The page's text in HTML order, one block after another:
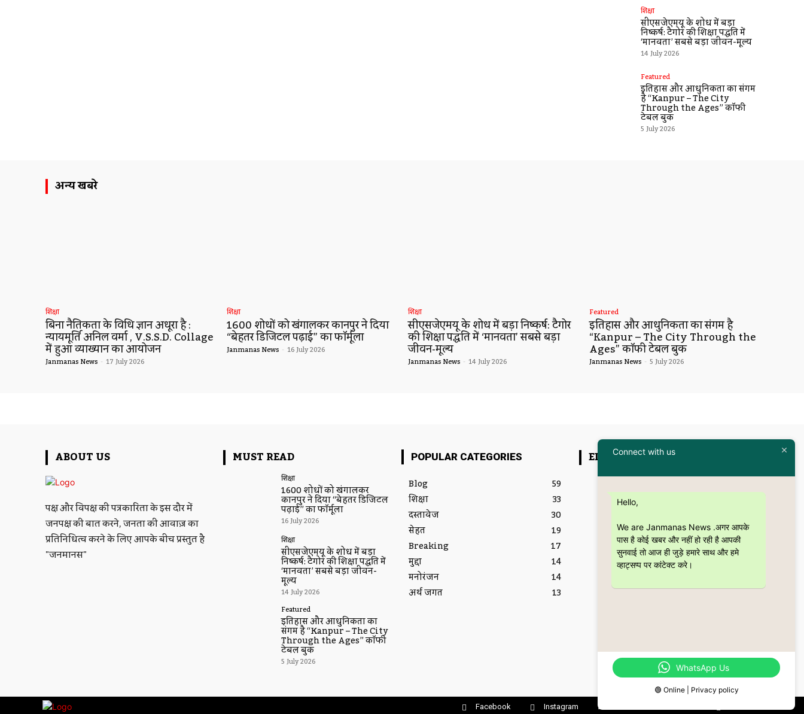
शिक्षा
सीएसजेएमयू के शोध में बड़ा
निष्कर्ष: टैगोर की शिक्षा पद्धति में
‘मानवता’ सबसे बड़ा जीवन-मूल्य
14 July 2026
Featured
इतिहास और आधुनिकता का संगम
है “Kanpur – The City
Through the Ages” कॉफी
टेबल बुक
5 July 2026
अन्य खबरे
शिक्षा
बिना नैतिकता के विधि ज्ञान अधूरा है :
न्यायमूर्ति अनिल वर्मा , V.S.S.D. Collage
में हुआ व्याख्यान का आयोजन
Janmanas News - 17 July 2026
शिक्षा
1600 शोधों को खंगालकर कानपुर ने दिया
“बेहतर डिजिटल पढ़ाई” का फॉर्मूला
Janmanas News - 16 July 2026
शिक्षा
सीएसजेएमयू के शोध में बड़ा निष्कर्ष: टैगोर
की शिक्षा पद्धति में ‘मानवता’ सबसे बड़ा
जीवन-मूल्य
Janmanas News - 14 July 2026
Featured
इतिहास और आधुनिकता का संगम है
“Kanpur – The City Through the
Ages” कॉफी टेबल बुक
Janmanas News - 5 July 2026
ABOUT US
पक्ष और विपक्ष की पत्रकारिता के इस दौर में
जनपक्ष की बात करने, जनता की आवाज़ का
प्रतिनिधित्व करने के लिए आपके बीच प्रस्तुत है
"जनमानस"
MUST READ
शिक्षा
1600 शोधों को खंगालकर
कानपुर ने दिया “बेहतर डिजिटल
पढ़ाई” का फॉर्मूला
16 July 2026
शिक्षा
सीएसजेएमयू के शोध में बड़ा
निष्कर्ष: टैगोर की शिक्षा पद्धति में
‘मानवता’ सबसे बड़ा जीवन-
मूल्य
14 July 2026
Featured
इतिहास और आधुनिकता का
संगम है “Kanpur – The City
Through the Ages” कॉफी
टेबल बुक
5 July 2026
POPULAR CATEGORIES
Blog
59
शिक्षा
33
दस्तावेज
30
सेहत
19
Breaking
17
मुद्दा
14
मनोरंजन
14
अर्थ जगत
13
EDITOR PICKS
Featured
टेबल बुक
5 July 2026
शिक्षा
CSJMU, कानपुर द्वारा बना
‘जागरूकता पैमाना’ शोध की
28 June 2026
16 June 2026
Facebook Instagram
Connect with us
Hello,
We are Janmanas News .अगर आपके
पास है कोई खबर और नहीं हो रही है आपकी
सुनवाई तो आज ही जुड़े हमारे साथ और हमे
व्हाट्सप्प पर कांटेक्ट करे।
WhatsApp Us
🟢 Online | Privacy policy